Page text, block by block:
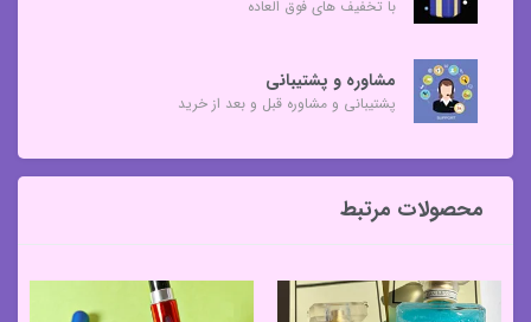
با تخفیف های فوق العاده
مشاوره و پشتیبانی
پشتیبانی و مشاوره قبل و بعد از خرید
محصولات مرتبط